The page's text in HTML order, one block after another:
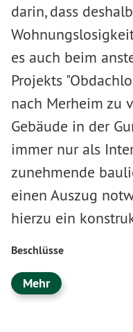
darin, dass
es auch beim
Projekts
nach Merheim zu
Gebäude in der
immer nur als
zunehmende
einen Auszug
hierzu ein
Beschlüsse
Mehr